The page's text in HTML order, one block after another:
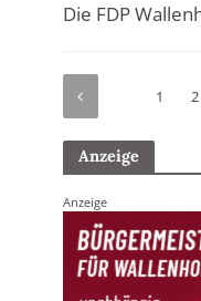
Die FDP
1 2
Anzeige
Anzeige